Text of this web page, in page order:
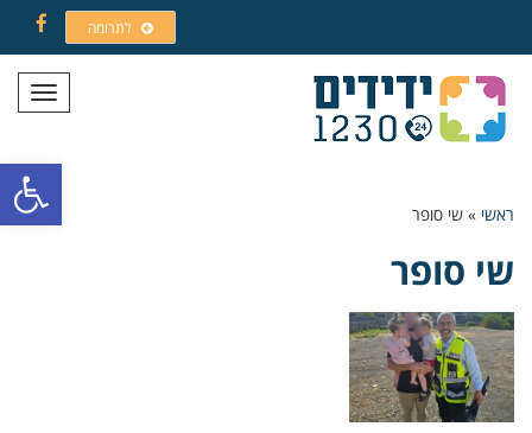
פתח
לתרומה
תפריט
ראשי » שי סופר
שי סופר